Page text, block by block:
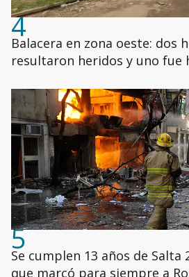
4
Balacera en zona oeste: dos
resultaron heridos y uno fue
5
Se cumplen 13 años de Salta
que marcó para siempre a